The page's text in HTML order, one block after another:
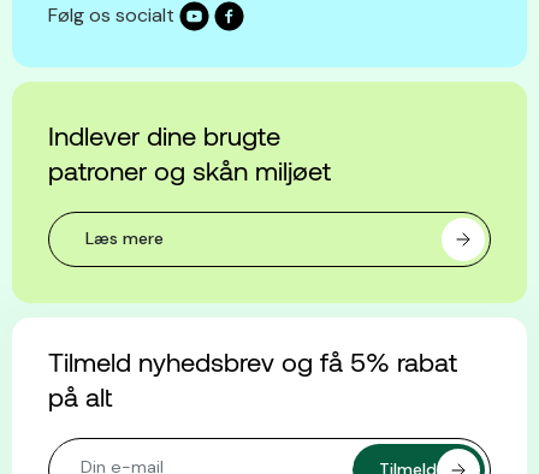
Følg os socialt
Indlever dine brugte
patroner og skån miljøet
Læs mere
Tilmeld nyhedsbrev og få 5% rabat
på alt